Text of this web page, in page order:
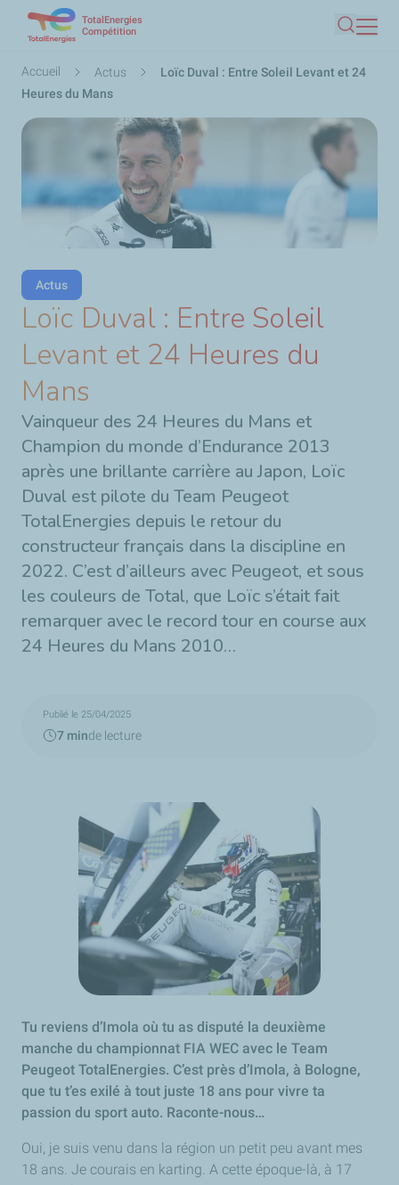
contenu
TotalEnergies
Compétition
Fil
d'Ariane
Accueil Actus
Loïc Duval : Entre Soleil Levant et 24
Heures du Mans
Actus
Loïc Duval : Entre Soleil
Levant et 24 Heures du
Mans
Vainqueur des 24 Heures du Mans et
Champion du monde d’Endurance 2013
après une brillante carrière au Japon, Loïc
Duval est pilote du Team Peugeot
TotalEnergies depuis le retour du
constructeur français dans la discipline en
2022. C’est d’ailleurs avec Peugeot, et sous
les couleurs de Total, que Loïc s’était fait
remarquer avec le record tour en course aux
24 Heures du Mans 2010…
Publié le 25/04/2025
7 minde lecture
Tu reviens d’Imola où tu as disputé la deuxième
manche du championnat FIA WEC avec le Team
Peugeot TotalEnergies. C’est près d’Imola, à Bologne,
que tu t’es exilé à tout juste 18 ans pour vivre ta
passion du sport auto. Raconte-nous…
Oui, je suis venu dans la région un petit peu avant mes
18 ans. Je courais en karting. A cette époque-là, à 17